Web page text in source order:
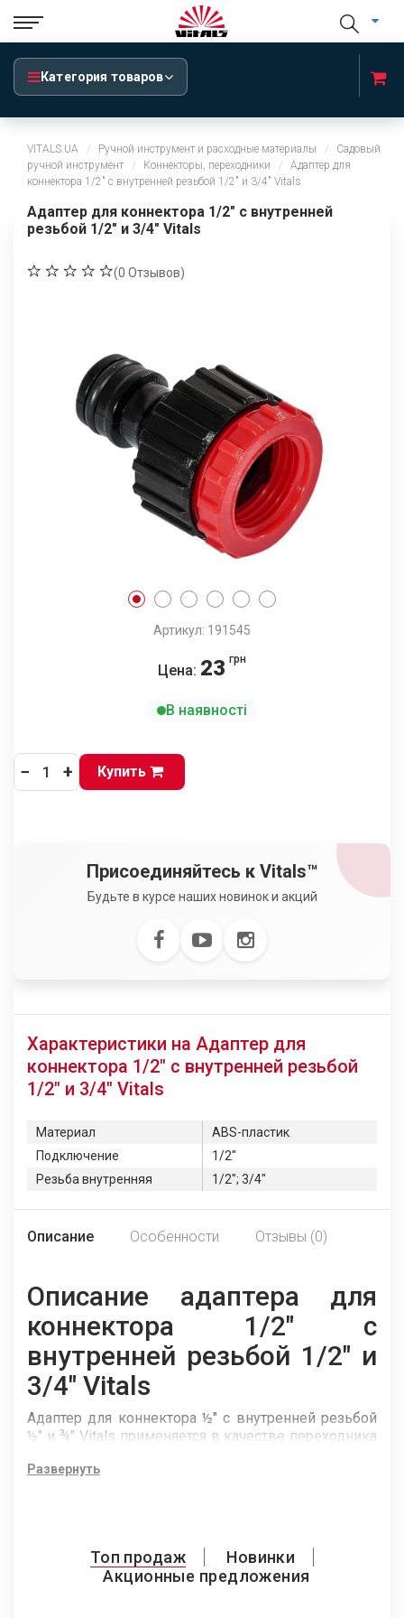
Категория товаров
VITALS.UA Ручной инструмент и расходные материалы
Садовый
ручной инструмент
Коннекторы, переходники
Адаптер для
коннектора 1/2" с внутренней резьбой 1/2" и 3/4" Vitals
Адаптер для коннектора 1/2" с внутренней
резьбой 1/2" и 3/4" Vitals
(0 Отзывов)
Артикул: 191545
Цена: 23 грн
В наявності
− + Купить
Присоединяйтесь к Vitals™
Будьте в курсе наших новинок и акций
Характеристики на Адаптер для
коннектора 1/2" с внутренней резьбой
1/2" и 3/4" Vitals
Материал
ABS-пластик
Подключение
1/2"
Резьба внутренняя
1/2"; 3/4"
Описание Особенности Отзывы (0)
Описание адаптера для
коннектора 1/2" с
внутренней резьбой 1/2" и
3/4" Vitals
Адаптер для коннектора ½" с внутренней резьбой
½" и ¾" Vitals применяется в качестве переходника
краном с внутренней резьбой ½" и ¾".
АБС-пластика для долгой работы. Уплотнительное
резиновое кольцо, обеспечивает полную
герметичность соединения.
Развернуть
Топ продаж
Новинки
Акционные предложения